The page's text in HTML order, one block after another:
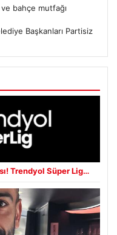
bahçe mutfağı
Başkanları Partisiz
Trendyol Süper Lig…